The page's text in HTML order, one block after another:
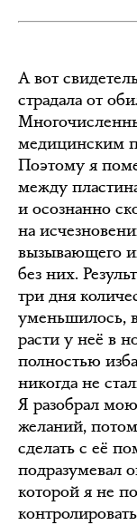
А вот
страдала от
медицинским
Поэтому я
между
и осознанно
на
вызывающего
без них.
три дня
уменьшилось,
расти у неё в
полностью
никогда не
Я разобрал
желаний,
сделать с её
подразумевал
которой я не